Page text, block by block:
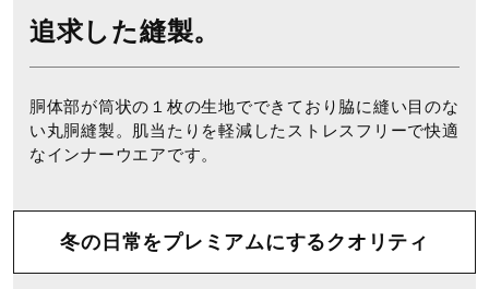
追求した縫製。
胴体部が筒状の１枚の生地でできており脇に縫い目のな
い丸胴縫製。肌当たりを軽減したストレスフリーで快適
なインナーウエアです。
冬の日常をプレミアムにするクオリティ